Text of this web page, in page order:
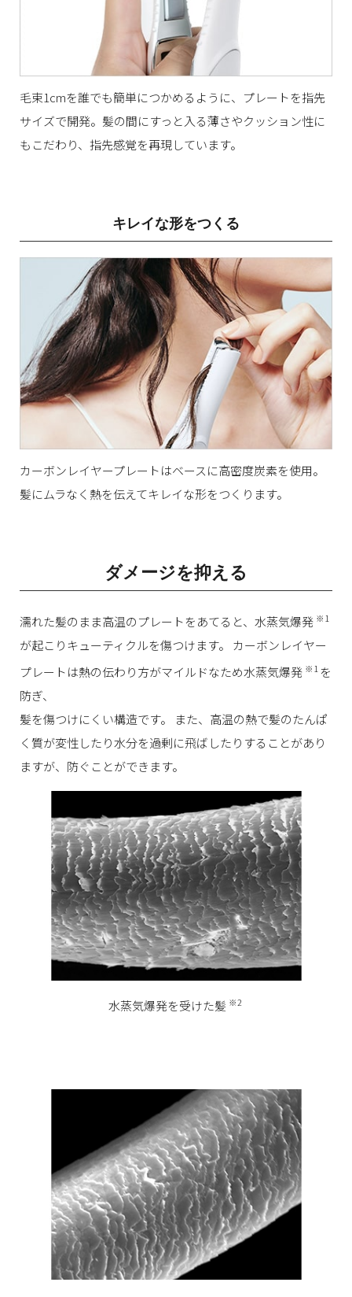
毛束1cmを誰でも簡単につかめるように、プレートを指先
サイズで開発。髪の間にすっと入る薄さやクッション性に
もこだわり、指先感覚を再現しています。
キレイな形をつくる
カーボンレイヤープレートはベースに高密度炭素を使用。
髪にムラなく熱を伝えてキレイな形をつくります。
ダメージを抑える
濡れた髪のまま高温のプレートをあてると、水蒸気爆発 ※1
が起こりキューティクルを傷つけます。
カーボンレイヤー
プレートは熱の伝わり方がマイルドなため水蒸気爆発 ※1 を
防ぎ、
髪を傷つけにくい構造です。
また、高温の熱で髪のたんぱ
く質が変性したり水分を過剰に飛ばしたりすることがあり
ますが、防ぐことができます。
水蒸気爆発を受けた髪 ※2